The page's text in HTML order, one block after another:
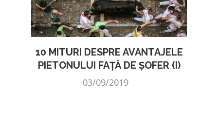
10 MITURI DESPRE AVANTAJELE
PIETONULUI FAȚĂ DE ȘOFER (I)
03/09/2019